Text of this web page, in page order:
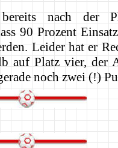
nach der
90 Prozent
Leider hat er
auf Platz vier, der
noch zwei (!)